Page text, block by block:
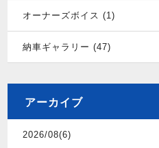
オーナーズボイス (1)
納車ギャラリー (47)
アーカイブ
2026/08(6)